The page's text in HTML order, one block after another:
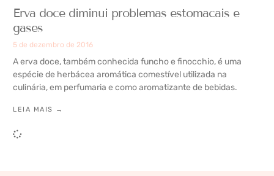
Erva doce diminui problemas estomacais e
gases
5 de dezembro de 2016
A erva doce, também conhecida funcho e finocchio, é uma
espécie de herbácea aromática comestível utilizada na
culinária, em perfumaria e como aromatizante de bebidas.
LEIA MAIS →